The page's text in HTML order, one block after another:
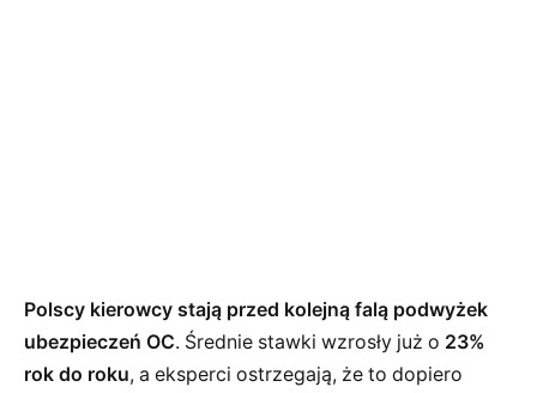
Polscy kierowcy stają przed kolejną falą podwyżek
ubezpieczeń OC. Średnie stawki wzrosły już o 23%
rok do roku, a eksperci ostrzegają, że to dopiero